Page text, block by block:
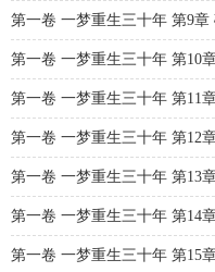
第一卷 一梦重生三十年 第9章
第一卷 一梦重生三十年 第10
第一卷 一梦重生三十年 第11
第一卷 一梦重生三十年 第12
第一卷 一梦重生三十年 第13
第一卷 一梦重生三十年 第14
第一卷 一梦重生三十年 第15